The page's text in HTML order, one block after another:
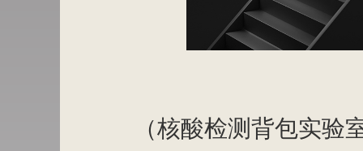
（核酸检测背包实验